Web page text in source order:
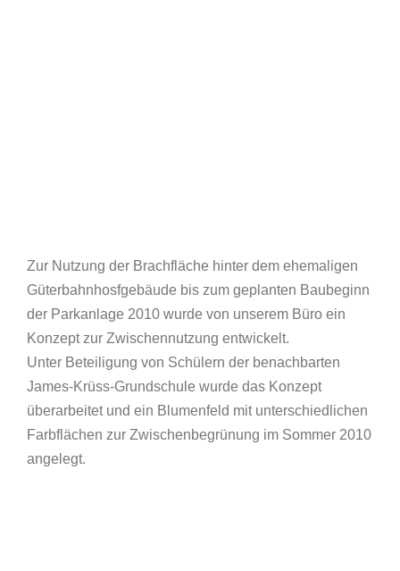
Zur Nutzung der Brachfläche hinter dem ehemaligen
Güterbahnhosfgebäude bis zum geplanten Baubeginn
der Parkanlage 2010 wurde von unserem Büro ein
Konzept zur Zwischennutzung entwickelt.
Unter Beteiligung von Schülern der benachbarten
James-Krüss-Grundschule wurde das Konzept
überarbeitet und ein Blumenfeld mit unterschiedlichen
Farbflächen zur Zwischenbegrünung im Sommer 2010
angelegt.